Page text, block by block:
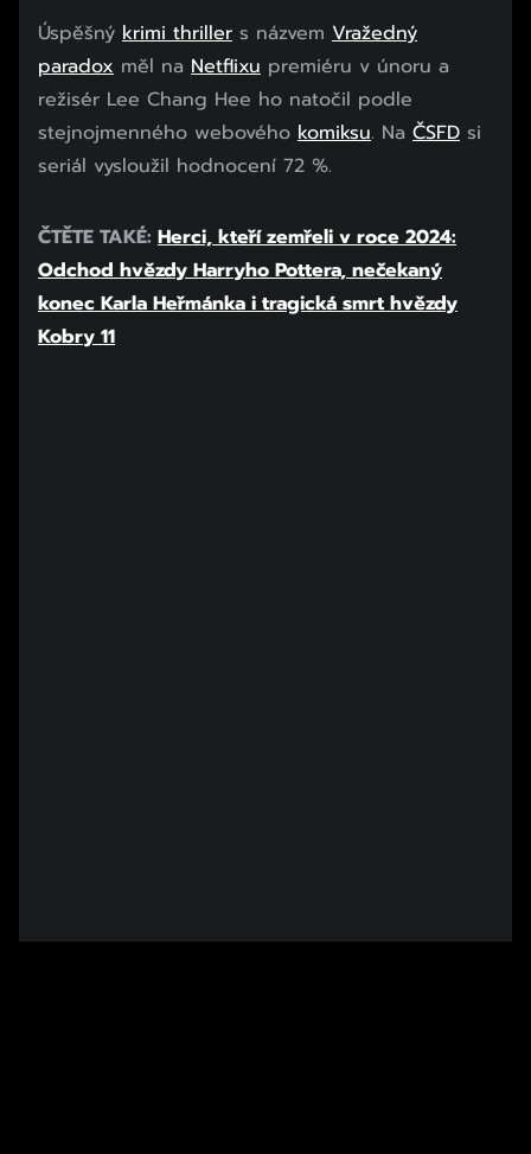
Úspěšný krimi thriller s názvem Vražedný
paradox měl na Netflixu premiéru v únoru a
režisér Lee Chang Hee ho natočil podle
stejnojmenného webového komiksu. Na ČSFD si
seriál vysloužil hodnocení 72 %.
Začátek reklamy
Konec reklamy
ČTĚTE TAKÉ: Herci, kteří zemřeli v roce 2024:
Odchod hvězdy Harryho Pottera, nečekaný
konec Karla Heřmánka i tragická smrt hvězdy
Kobry 11